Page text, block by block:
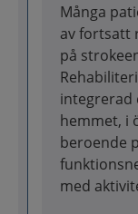
Många
av fortsatt
på
integrerad
hemmet, i
beroende
med